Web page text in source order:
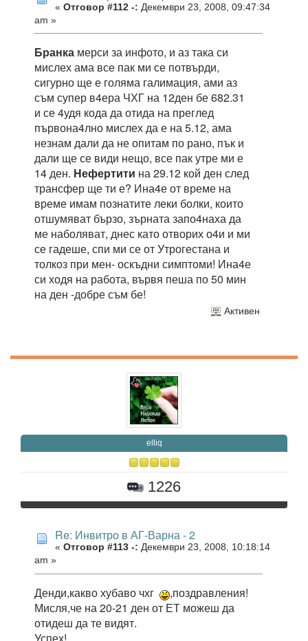
« Отговор #112 -: Декември 23, 2008, 09:47:34
am »
Бранка мерси за инфото, и аз така си
мислех ама все пак ми се потвърди,
сигурно ще е голяма галимация, ами аз
съм супер в4ера ЧХГ на 12ден бе 682.31
и се 4удя кода да отида на преглед
първона4лно мислех да е на 5.12, ама
незнам дали да не опитам по рано, пък и
дали ще се види нещо, все пак утре ми е
14 ден. Нефертити на 29.12 кой ден след
трансфер ще ти е? Ина4е от време на
време имам познатите леки болки, които
отшумяват бързо, зърната запо4наха да
ме наболяват, днес като отворих о4и и ми
се гадеше, спи ми се от Утрогестана и
толкоз при мен- оскъдни симптоми! Ина4е
си ходя на работа, вървя пеша по 50 мин
на ден -добре съм бе!
Активен
elliq
1226
Re: Инвитро в АГ-Варна - 2
« Отговор #113 -: Декември 23, 2008, 10:18:14
am »
Денди,какво хубаво чхг
,поздравления!
Мисля,че на 20-21 ден от ЕТ можеш да
отидеш да те видят.
Успех!